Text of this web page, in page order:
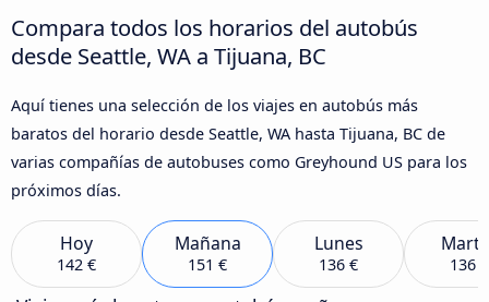
Compara todos los horarios del autobús
desde Seattle, WA a Tijuana, BC
Aquí tienes una selección de los viajes en autobús más
baratos del horario desde Seattle, WA hasta Tijuana, BC de
varias compañías de autobuses como Greyhound US para los
próximos días.
Hoy
142 €
Mañana
151 €
Lunes
136 € 136 €